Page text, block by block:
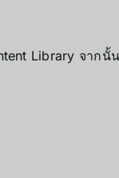
Library จากนั้